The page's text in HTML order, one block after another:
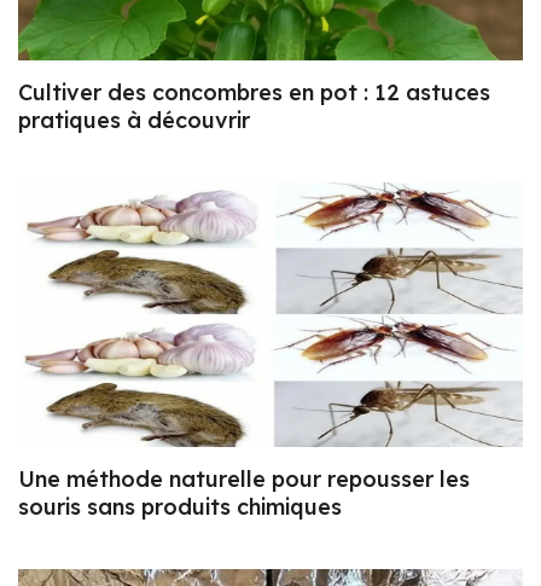
Cultiver des concombres en pot : 12 astuces
pratiques à découvrir
Une méthode naturelle pour repousser les
souris sans produits chimiques